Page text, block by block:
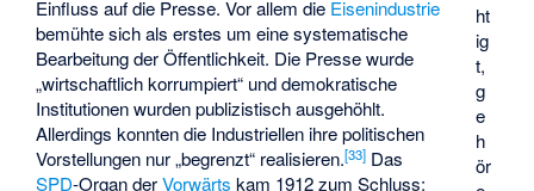
ht
ig
t,
g
e
h
ör
Einfluss auf die Presse. Vor allem die Eisenindustrie
bemühte sich als erstes um eine systematische
Bearbeitung der Öffentlichkeit. Die Presse wurde
„wirtschaftlich korrumpiert“ und demokratische
Institutionen wurden publizistisch ausgehöhlt.
Allerdings konnten die Industriellen ihre politischen
Vorstellungen nur „begrenzt“ realisieren.[33] Das
SPD-Organ derVorwärts kam 1912 zum Schluss: